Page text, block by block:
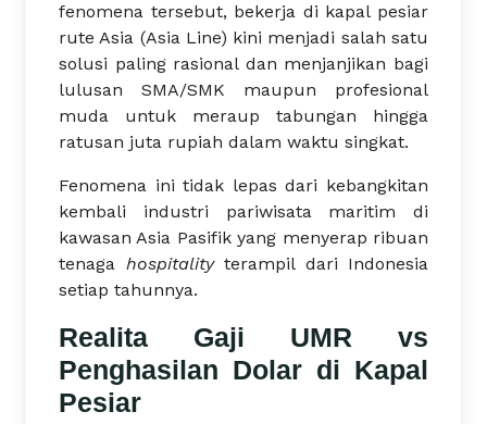
fenomena tersebut, bekerja di kapal pesiar
rute Asia (Asia Line) kini menjadi salah satu
solusi paling rasional dan menjanjikan bagi
lulusan SMA/SMK maupun profesional
muda untuk meraup tabungan hingga
ratusan juta rupiah dalam waktu singkat.
Fenomena ini tidak lepas dari kebangkitan
kembali industri pariwisata maritim di
kawasan Asia Pasifik yang menyerap ribuan
tenaga hospitalityterampil dari Indonesia
setiap tahunnya.
Realita Gaji UMR vs
Penghasilan Dolar di Kapal
Pesiar